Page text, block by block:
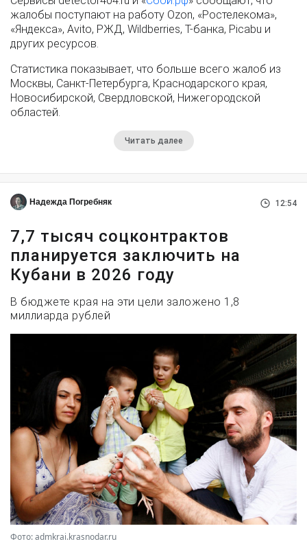
жалобы поступают на работу Ozon, «Ростелекома»,
«Яндекса», Avito, РЖД, Wildberries, Т-банка, Picabu и
других ресурсов.
Статистика показывает, что больше всего жалоб из
Москвы, Санкт-Петербурга, Краснодарского края,
Новосибирской, Свердловской, Нижегородской
областей.
Читать далее
Надежда Погребняк 12:54
7,7 тысяч соцконтрактов
планируется заключить на
Кубани в 2026 году
В бюджете края на эти цели заложено 1,8
миллиарда рублей
Фото: admkrai.krasnodar.ru